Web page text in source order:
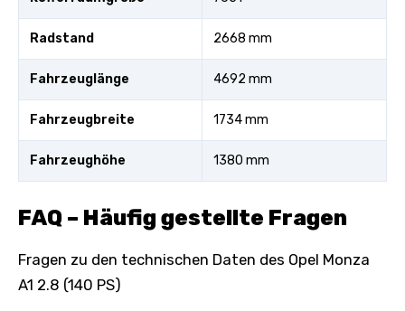
Radstand 2668 mm
Fahrzeuglänge 4692 mm
Fahrzeugbreite 1734 mm
Fahrzeughöhe 1380 mm
FAQ – Häufig gestellte Fragen
Fragen zu den technischen Daten des Opel Monza
A1 2.8 (140 PS)